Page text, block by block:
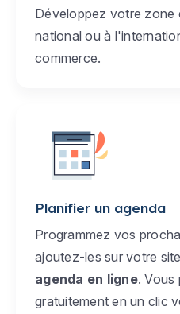
Développez votre zone
national ou à
commerce.
Planifier un agenda
Programmez vos
ajoutez-les sur votre
agenda en ligne. Vous
gratuitement en un clic